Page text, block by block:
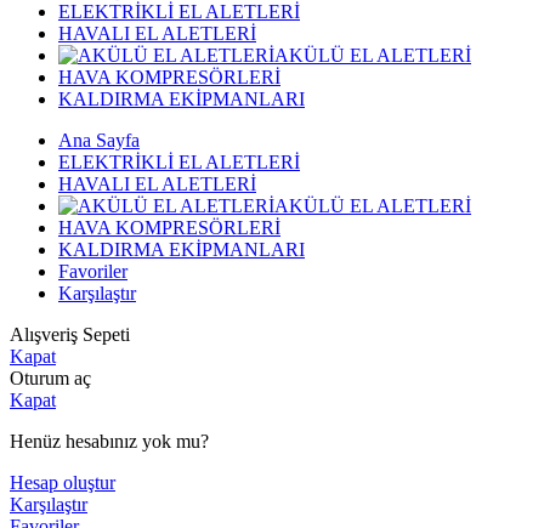
ELEKTRİKLİ EL ALETLERİ
HAVALI EL ALETLERİ
AKÜLÜ EL ALETLERİ
HAVA KOMPRESÖRLERİ
KALDIRMA EKİPMANLARI
Ana Sayfa
ELEKTRİKLİ EL ALETLERİ
HAVALI EL ALETLERİ
AKÜLÜ EL ALETLERİ
HAVA KOMPRESÖRLERİ
KALDIRMA EKİPMANLARI
Favoriler
Karşılaştır
Alışveriş Sepeti
Kapat
Oturum aç
Kapat
Henüz hesabınız yok mu?
Hesap oluştur
Karşılaştır